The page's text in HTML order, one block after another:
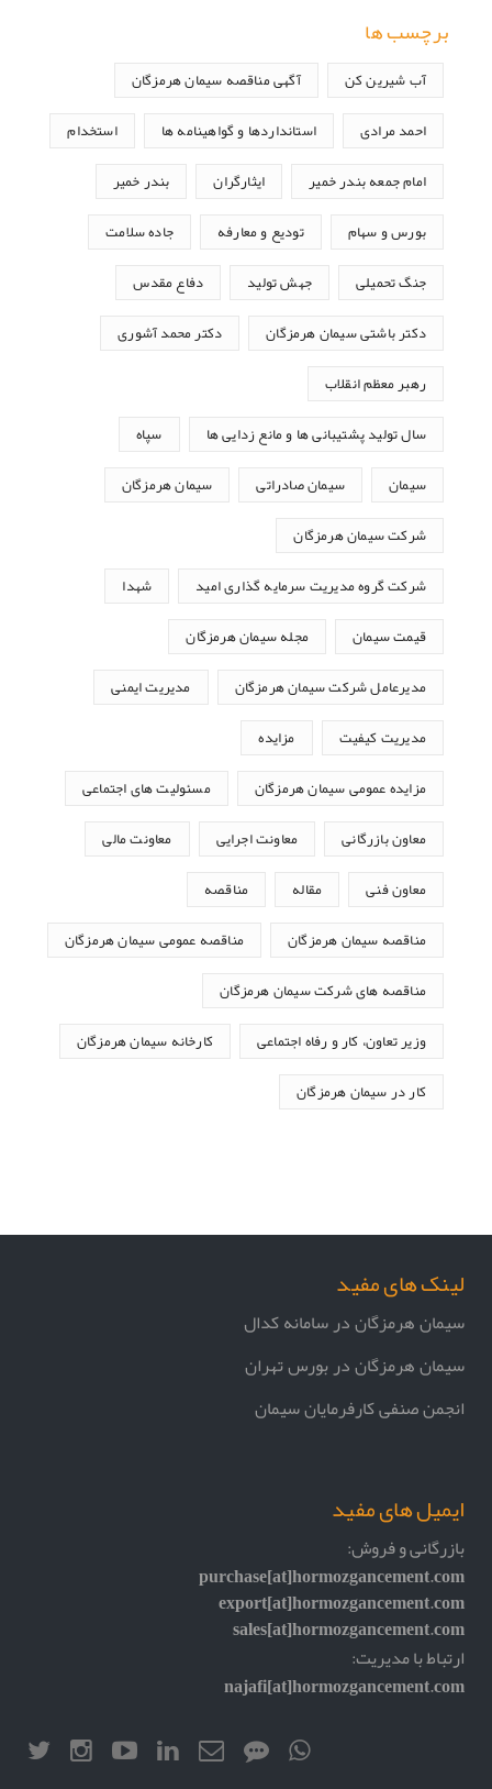
برچسب ها
آب شیرین کن آگهی مناقصه سیمان هرمزگان
احمد مرادی استانداردها و گواهینامه ها استخدام
امام جمعه بندر خمیر ایثارگران بندر خمیر
بورس و سهام تودیع و معارفه جاده سلامت
جنگ تحمیلی جهش تولید دفاع مقدس
دکتر باشتی سیمان هرمزگان دکتر محمد آشوری
رهبر معظم انقلاب
سال تولید پشتیبانی ها و مانع زدایی ها سپاه
سیمان سیمان صادراتی سیمان هرمزگان
شرکت سیمان هرمزگان
شرکت گروه مدیریت سرمایه گذاری امید شهدا
قیمت سیمان مجله سیمان هرمزگان
مدیرعامل شرکت سیمان هرمزگان مدیریت ایمنی
مدیریت کیفیت مزایده
مزایده عمومی سیمان هرمزگان مسئولیت های اجتماعی
معاون بازرگانی معاونت اجرایی معاونت مالی
معاون فنی مقاله مناقصه
مناقصه سیمان هرمزگان مناقصه عمومی سیمان هرمزگان
مناقصه های شرکت سیمان هرمزگان
وزیر تعاون، کار و رفاه اجتماعی کارخانه سیمان هرمزگان
کار در سیمان هرمزگان
لینک های مفید
سیمان هرمزگان در سامانه کدال
سیمان هرمزگان در بورس تهران
انجمن صنفی کارفرمایان سیمان
ایمیل های مفید
بازرگانی و فروش:
purchase[at]hormozgancement.com
export[at]hormozgancement.com
sales[at]hormozgancement.com
ارتباط با مدیریت:
najafi[at]hormozgancement.com